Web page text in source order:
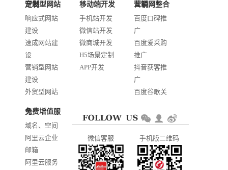
邮箱：services@jiasuweb.com
定制型网站开发
响应式网站
建设
速成网站建
设
营销型网站
建设
外贸型网站
商城网站开
发
门户信息平
台开发
移动端开发
手机站开发
微信站开发
微商城开发
H5场景定制
APP开发
互联网整合营销
百度口碑推
广
百度爱采购
推广
抖音获客推
广
百度谷歌关
AI智能发布
免费增值服务
域名、空间
阿里云企业
邮箱
阿里云服务
微信客服 手机版二维码